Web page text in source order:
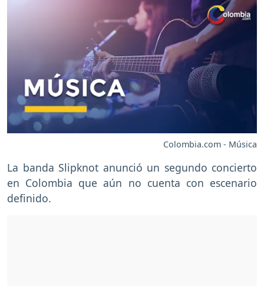
Colombia.com - Música
La banda Slipknot anunció un segundo concierto
en Colombia que aún no cuenta con escenario
definido.